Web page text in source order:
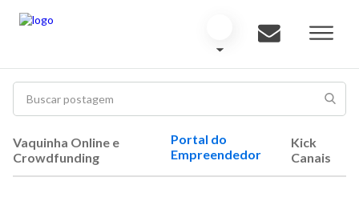
Vaquinha Online e
Crowdfunding
Portal do
Empreendedor
Kick
Canais